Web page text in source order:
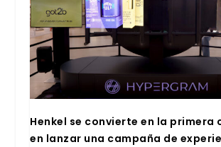
Hen­kel se con­vier­te en la pri­me­ra
en lan­zar una cam­pa­ña de